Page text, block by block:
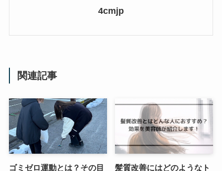
4cmjp
関連記事
ゴミゼロ運動とは？その目 髪質改善にはどのようなト